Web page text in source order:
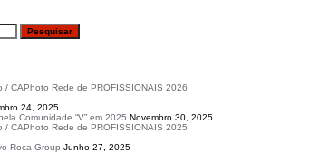
/ CAPhoto Rede de PROFISSIONAIS 2026
24, 2025
Comunidade “V” em 2025 Novembro 30, 2025
/ CAPhoto Rede de PROFISSIONAIS 2025
Roca Group Junho 27, 2025